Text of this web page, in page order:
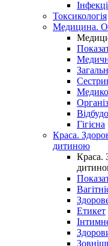
Токсикологія
Медицина.
Гігієна
Краса.
дитиною
Краса.
Етикет